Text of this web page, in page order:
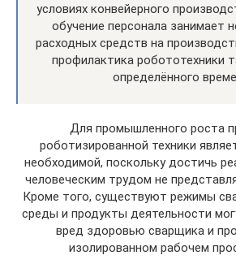
условиях конвейерного
обучение персонала занимает
расходных средств на
профилактика робототехники
определённого
Для промышленного роста
роботизированной техники
необходимой, поскольку достичь
человеческим трудом не
Кроме того, существуют режимы
среды и продукты деятельности
вред здоровью сварщика и
изолированном рабочем